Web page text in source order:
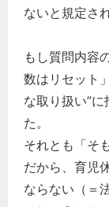
ないと規定さ
もし質問内容
数はリセット
な取り扱い”
た。
それとも「そ
だから、育児
ならない（＝